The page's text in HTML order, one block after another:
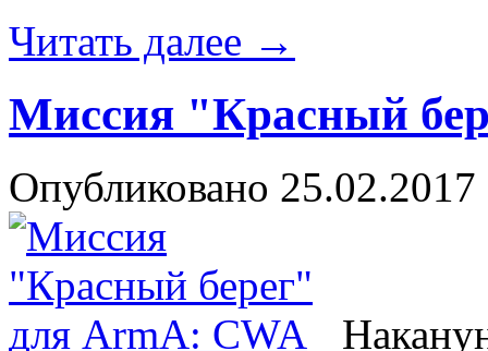
Читать далее →
Миссия "Красный
Опубликовано 25.02.2017